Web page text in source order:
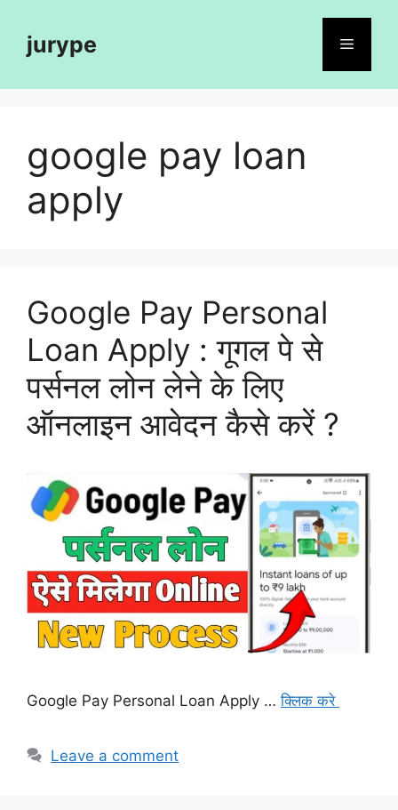
contentjurype Menu
google pay loan
apply
Google Pay Personal
Loan Apply : गूगल पे से
पर्सनल लोन लेने के लिए
ऑनलाइन आवेदन कैसे करें ?
Google Pay Personal Loan Apply …क्लिक करे
Leave a comment